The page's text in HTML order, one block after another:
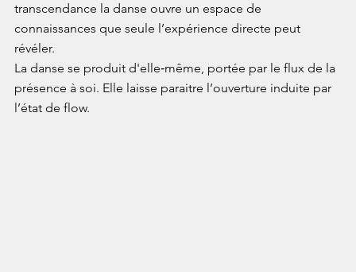
transcendance la danse ouvre un espace de
connaissances que seule l’expérience directe peut
révéler.
La danse se produit d'elle‑même, portée par le flux de la
présence à soi. Elle laisse paraitre l’ouverture induite par
l’état de flow.